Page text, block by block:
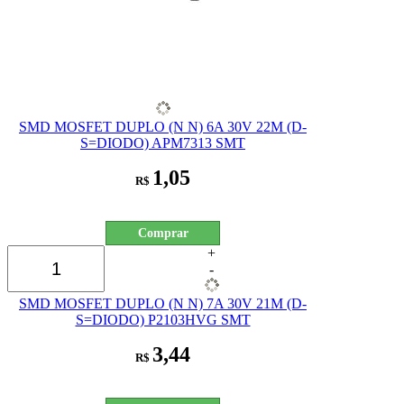
SMD MOSFET DUPLO (N N) 6A 30V 22M (D-
S=DIODO) APM7313 SMT
R$ 1,05
Comprar
+
-
SMD MOSFET DUPLO (N N) 7A 30V 21M (D-
S=DIODO) P2103HVG SMT
R$ 3,44